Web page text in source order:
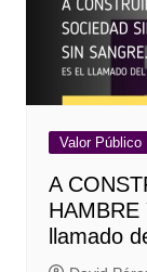
Valor Público
A
HAMBRE
llamado